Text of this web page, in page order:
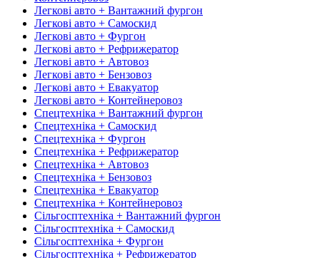
Легкові авто + Вантажний фургон
Легкові авто + Самоскид
Легкові авто + Фургон
Легкові авто + Рефрижератор
Легкові авто + Автовоз
Легкові авто + Бензовоз
Легкові авто + Евакуатор
Легкові авто + Контейнеровоз
Спецтехніка + Вантажний фургон
Спецтехніка + Самоскид
Спецтехніка + Фургон
Спецтехніка + Рефрижератор
Спецтехніка + Автовоз
Спецтехніка + Бензовоз
Спецтехніка + Евакуатор
Спецтехніка + Контейнеровоз
Сільгосптехніка + Вантажний фургон
Сільгосптехніка + Самоскид
Сільгосптехніка + Фургон
Сільгосптехніка + Рефрижератор